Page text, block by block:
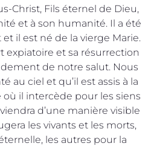
Christ, Fils éternel de Dieu,
et à son humanité. Il a été
il est né de la vierge Marie.
expiatoire et sa résurrection
de notre salut. Nous
au ciel et qu’il est assis à la
il intercède pour les siens
d’une manière visible
les vivants et les morts,
les autres pour la